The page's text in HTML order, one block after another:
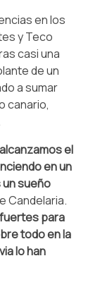
en los
y Teco
casi una
de un
a sumar
canario,
el
en un
un sueño
Candelaria.
para
todo en la
lo han